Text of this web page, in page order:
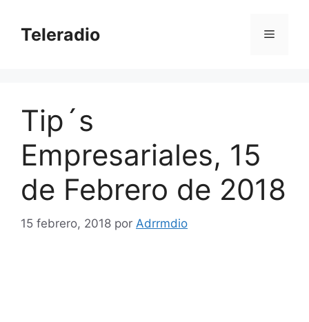
contenido
Teleradio Menú
Tip´s
Empresariales, 15
de Febrero de 2018
15 febrero, 2018 por Adrrmdio